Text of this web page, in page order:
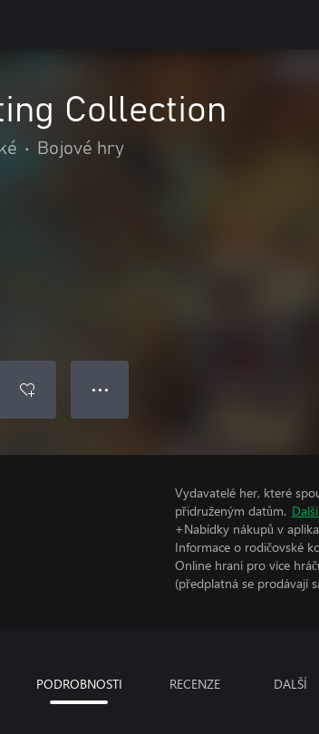
Collection
• Bojové hry
● ● ●
Vydavatelé her, které
přidruženým datům.
+Nabídky nákupů v
Informace o rodičovské
Online hraní pro více
(předplatná se prodávají
PODROBNOSTI RECENZE DALŠÍ